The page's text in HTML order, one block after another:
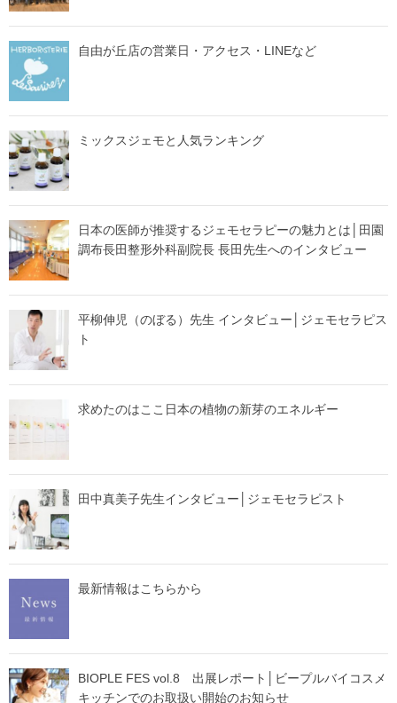
自由が丘店の営業日・アクセス・LINEなど
ミックスジェモと人気ランキング
日本の医師が推奨するジェモセラピーの魅力とは│田園
調布長田整形外科副院長 長田先生へのインタビュー
平柳伸児（のぼる）先生 インタビュー│ジェモセラピス
ト
求めたのはここ日本の植物の新芽のエネルギー
田中真美子先生インタビュー│ジェモセラピスト
最新情報はこちらから
BIOPLE FES vol.8 出展レポート│ビープルバイコスメ
キッチンでのお取扱い開始のお知らせ